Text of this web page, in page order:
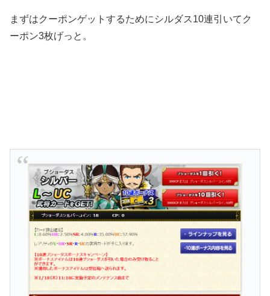
まずはクーポンゲットするためにシルダス10連引いてク
ーポン3枚げっと。